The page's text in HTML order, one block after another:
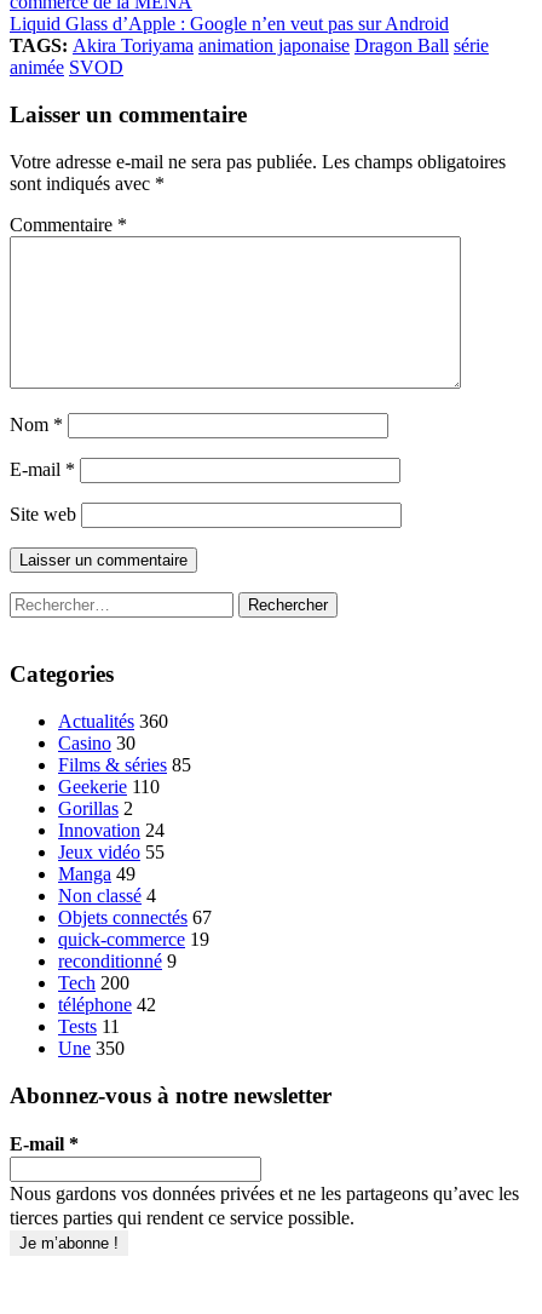
Liquid Glass d’Apple : Google n’en veut pas sur Android
TAGS: Akira Toriyama animation japonaise Dragon Ball série
animée SVOD
Laisser un commentaire
Votre adresse e-mail ne sera pas publiée. Les champs obligatoires
sont indiqués avec *
Commentaire *
Nom *
E-mail *
Site web
Rechercher :
Categories
Actualités 360
Casino 30
Films & séries 85
Geekerie 110
Gorillas 2
Innovation 24
Jeux vidéo 55
Manga 49
Non classé 4
Objets connectés 67
quick-commerce 19
reconditionné 9
Tech 200
téléphone 42
Tests 11
Une 350
Abonnez-vous à notre newsletter
E-mail *
Nous gardons vos données privées et ne les partageons qu’avec les
tierces parties qui rendent ce service possible.